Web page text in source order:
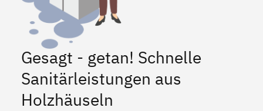
Gesagt - getan! Schnelle
Sanitärleistungen aus
Holzhäuseln